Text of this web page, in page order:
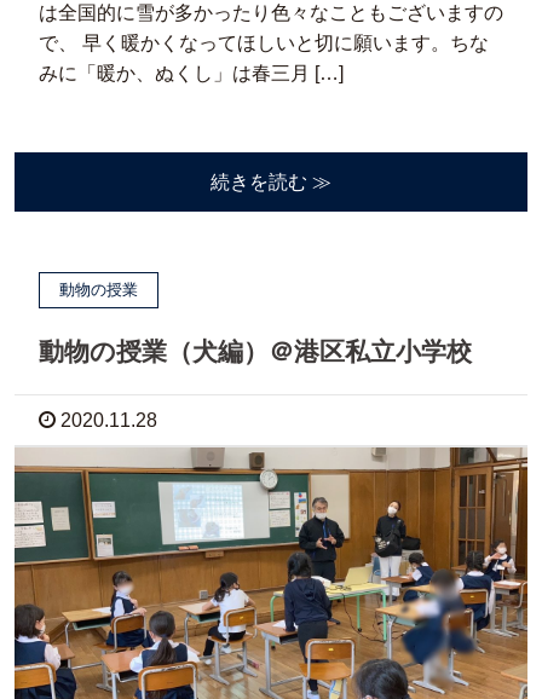
は全国的に雪が多かったり色々なこともございますの
で、 早く暖かくなってほしいと切に願います。ちな
みに「暖か、ぬくし」は春三月 […]
続きを読む ≫
動物の授業
動物の授業（犬編）＠港区私立小学校
2020.11.28